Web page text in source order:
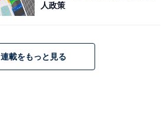
人政策
連載をもっと見る